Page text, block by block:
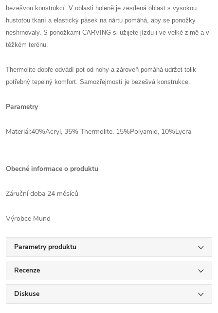
bezešvou konstrukcí. V oblasti holeně je zesílená oblast s vysokou
hustotou tkaní a elastický pásek na nártu pomáhá, aby se ponožky
neshrnovaly. S ponožkami CARVING si užijete jízdu i ve velké zimě a v
těžkém terénu.
Thermolite dobře odvádí pot od nohy a zároveň pomáhá udržet tolik
potřebný tepelný komfort. Samozřejmostí je bezešvá konstrukce.
Parametry
Materiál:40%Acryl, 35% Thermolite, 15%Polyamid, 10%Lycra
Obecné informace o produktu
Záruční doba 24 měsíců
Výrobce Mund
Parametry produktu
Recenze
Diskuse